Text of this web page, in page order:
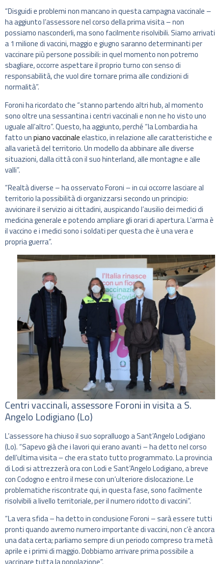
“Disguidi e problemi non mancano in questa campagna vaccinale –
ha aggiunto l’assessore nel corso della prima visita – non
possiamo nasconderli, ma sono facilmente risolvibili. Siamo arrivati
a 1 milione di vaccini, maggio e giugno saranno determinanti per
vaccinare più persone possibili: in quel momento non potremo
sbagliare, occorre aspettare il proprio turno con senso di
responsabilità, che vuol dire tornare prima alle condizioni di
normalità”.
Foroni ha ricordato che “stanno partendo altri hub, al momento
sono oltre una sessantina i centri vaccinali e non ne ho visto uno
uguale all’altro”. Questo, ha aggiunto, perché “la Lombardia ha
fatto unpiano vaccinaleelastico, in relazione alle caratteristiche e
alla varietà del territorio. Un modello da abbinare alle diverse
situazioni, dalla città con il suo hinterland, alle montagne e alle
valli”.
“Realtà diverse – ha osservato Foroni – in cui occorre lasciare al
territorio la possibilità di organizzarsi secondo un principio:
avvicinare il servizio ai cittadini, auspicando l’ausilio dei medici di
medicina generale e potendo ampliare gli orari di apertura. L’arma è
il vaccino e i medici sono i soldati per questa che è una vera e
propria guerra”.
Centri vaccinali, assessore Foroni in visita a S.
Angelo Lodigiano (Lo)
L’assessore ha chiuso il suo sopralluogo a Sant’Angelo Lodigiano
(Lo). “Sapevo già che i lavori qui erano avanti – ha detto nel corso
dell’ultima visita – che era stato tutto programmato. La provincia
di Lodi si attrezzerà ora con Lodi e Sant’Angelo Lodigiano, a breve
con Codogno e entro il mese con un’ulteriore dislocazione. Le
problematiche riscontrate qui, in questa fase, sono facilmente
risolvibili a livello territoriale, per il numero ridotto di vaccini”.
“La vera sfida – ha detto in conclusione Foroni – sarà essere tutti
pronti quando avremo numero importante di vaccini, non c’è ancora
una data certa; parliamo sempre di un periodo compreso tra metà
aprile e i primi di maggio. Dobbiamo arrivare prima possibile a